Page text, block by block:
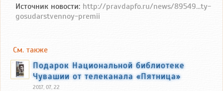
Источник новости: http://pravdapfo.ru/news/89549...ty-
gosudarstvennoy-premii
См. также
Подарок Национальной библиотеке
Чувашии от телеканала «Пятница»
2017, 07, 22